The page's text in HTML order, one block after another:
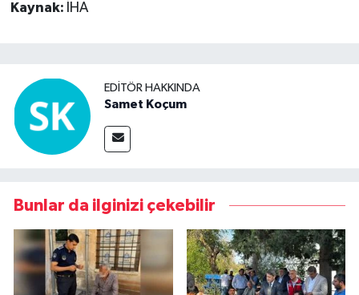
Kaynak: İHA
EDITÖR HAKKINDA
Samet Koçum
Bunlar da ilginizi çekebilir